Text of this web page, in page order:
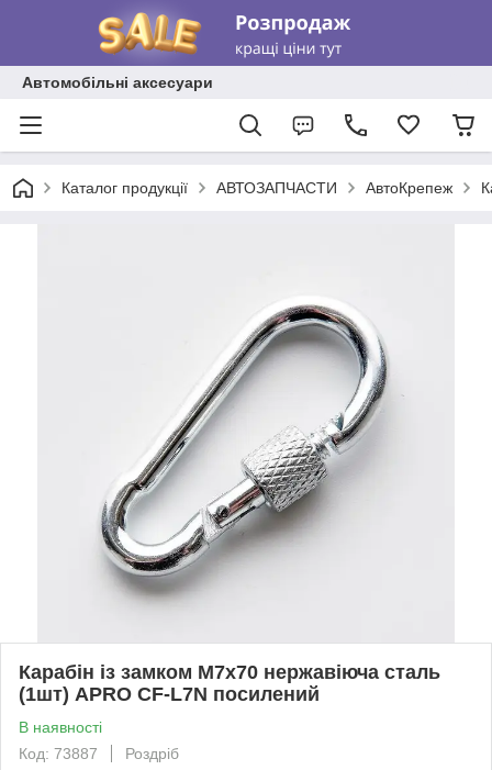
Автомобільні аксесуари
Каталог продукції АВТОЗАПЧАСТИ АвтоКрепеж
Карабін із замком М7х70 нержавіюча сталь
(1шт) APRO CF-L7N посилений
В наявності
Код: 73887
Роздріб